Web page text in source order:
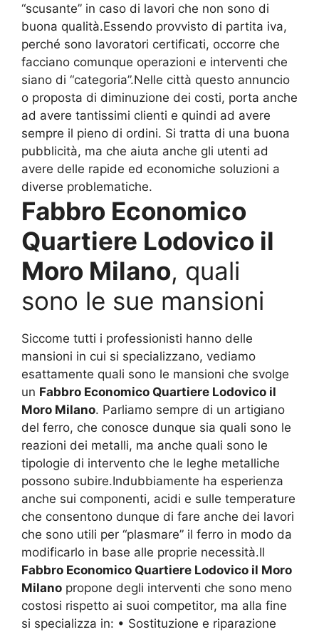
“scusante” in caso di lavori che non sono di
buona qualità.Essendo provvisto di partita iva,
perché sono lavoratori certificati, occorre che
facciano comunque operazioni e interventi che
siano di “categoria”.Nelle città questo annuncio
o proposta di diminuzione dei costi, porta anche
ad avere tantissimi clienti e quindi ad avere
sempre il pieno di ordini. Si tratta di una buona
pubblicità, ma che aiuta anche gli utenti ad
avere delle rapide ed economiche soluzioni a
diverse problematiche.
Fabbro Economico
Quartiere Lodovico il
Moro Milano, quali
sono le sue mansioni
Siccome tutti i professionisti hanno delle
mansioni in cui si specializzano, vediamo
esattamente quali sono le mansioni che svolge
un Fabbro Economico Quartiere Lodovico il
Moro Milano. Parliamo sempre di un artigiano
del ferro, che conosce dunque sia quali sono le
reazioni dei metalli, ma anche quali sono le
tipologie di intervento che le leghe metalliche
possono subire.Indubbiamente ha esperienza
anche sui componenti, acidi e sulle temperature
che consentono dunque di fare anche dei lavori
che sono utili per “plasmare” il ferro in modo da
modificarlo in base alle proprie necessità.Il
Fabbro Economico Quartiere Lodovico il Moro
Milano propone degli interventi che sono meno
costosi rispetto ai suoi competitor, ma alla fine
si specializza in: • Sostituzione e riparazione